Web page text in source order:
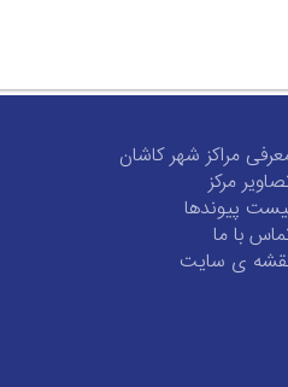
مراکز شهر کاشان
مرکز
پیوند‌ها
با ما
ی سایت